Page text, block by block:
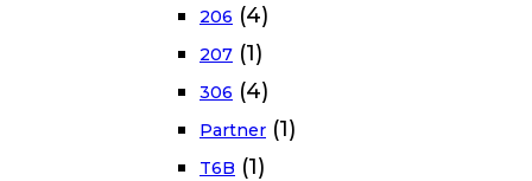
206 (4)
207 (1)
306 (4)
Partner (1)
T6B (1)